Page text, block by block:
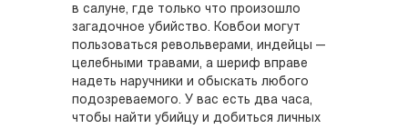
в салуне, где только что произошло
загадочное убийство. Ковбои могут
пользоваться револьверами, индейцы —
целебными травами, а шериф вправе
надеть наручники и обыскать любого
подозреваемого. У вас есть два часа,
чтобы найти убийцу и добиться личных